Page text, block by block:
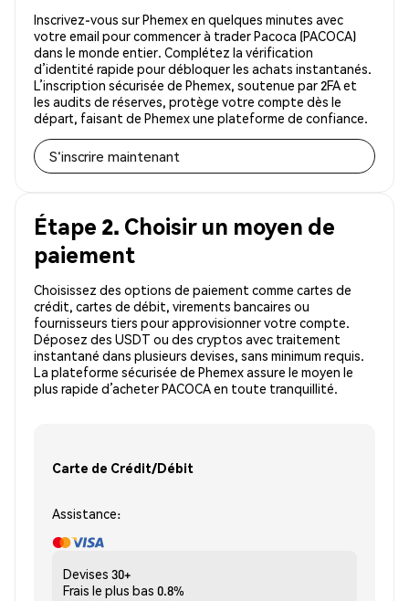
Inscrivez-vous sur Phemex en quelques minutes avec
votre email pour commencer à trader Pacoca (PACOCA)
dans le monde entier. Complétez la vérification
d’identité rapide pour débloquer les achats instantanés.
L’inscription sécurisée de Phemex, soutenue par 2FA et
les audits de réserves, protège votre compte dès le
départ, faisant de Phemex une plateforme de confiance.
S'inscrire maintenant
Étape 2. Choisir un moyen de
paiement
Choisissez des options de paiement comme cartes de
crédit, cartes de débit, virements bancaires ou
fournisseurs tiers pour approvisionner votre compte.
Déposez des USDT ou des cryptos avec traitement
instantané dans plusieurs devises, sans minimum requis.
La plateforme sécurisée de Phemex assure le moyen le
plus rapide d’acheter PACOCA en toute tranquillité.
Carte de Crédit/Débit
Assistance:
Devises 30+
Frais le plus bas 0.8%